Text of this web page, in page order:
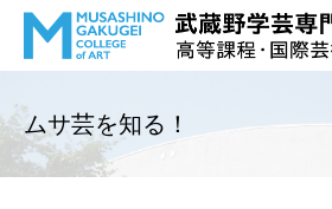
ムサ芸を知る！